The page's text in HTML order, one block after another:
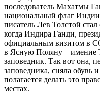
последователь Махатмы
национальный флаг
писатель Лев Толстой
когда Индира Ганди,
официальным визитом в
в Ясную Поляну – имение
заповедник. Так вот она,
заповедника, сняла обувь
полагается делать это
местах.